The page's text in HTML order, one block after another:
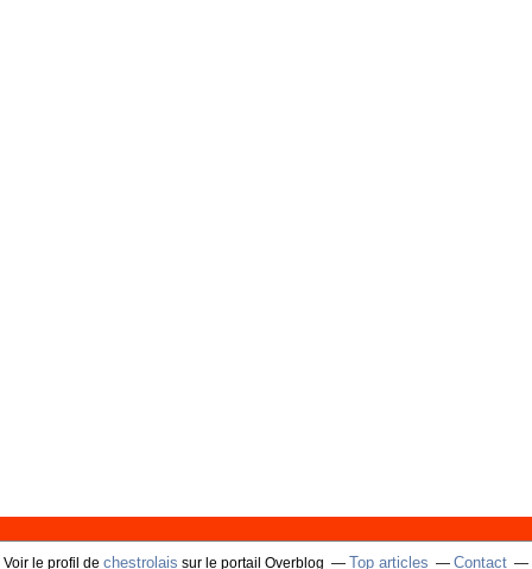
Voir le profil de chestrolais sur le portail Overblog Top articles Contact